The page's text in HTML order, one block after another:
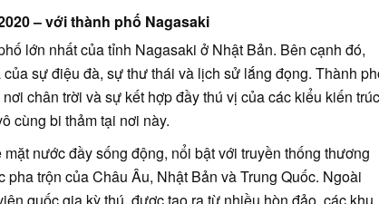
– với thành phố Nagasaki
lớn nhất của tỉnh Nagasaki ở Nhật Bản. Bên cạnh đó,
sự điệu đà, sự thư thái và lịch sử lắng đọng. Thành
chân trời và sự kết hợp đầy thú vị của các kiểu kiến
cùng bi thảm tại nơi này.
nước đầy sống động, nổi bật với truyền thống thương
trộn của Châu Âu, Nhật Bản và Trung Quốc. Ngoài
quốc gia kỳ thú, được tạo ra từ nhiều hòn đảo, các khu